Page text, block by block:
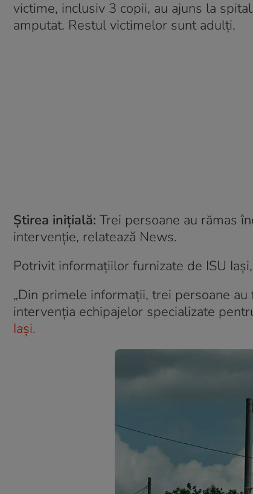
victime, inclusiv 3 copii, au ajuns la
amputat. Restul victimelor sunt adulți.
Știrea inițială: Trei persoane au rămas
intervenție, relatează News.
Potrivit informațiilor furnizate de ISU
„Din primele informaţii, trei persoane
intervenţia echipajelor specializate
Iași.